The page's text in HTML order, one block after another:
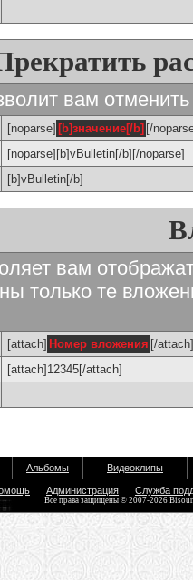
вам
[noparse] [b]значение[/b] [/
[noparse][b]vBulletin[/b][/noparse]
[b]vBulletin[/b]
вам
только те
[attach] Номер вложения [/attach]
[attach]12345[/attach]
Альбомы Видеоклипы
Администрация Служба
Все права защищены © 2007-2026